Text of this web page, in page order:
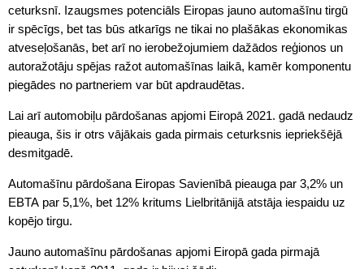
ceturksnī. Izaugsmes potenciāls Eiropas jauno automašīnu tirgū
ir spēcīgs, bet tas būs atkarīgs ne tikai no plašākas ekonomikas
atveseļošanās, bet arī no ierobežojumiem dažādos reģionos un
autoražotāju spējas ražot automašīnas laikā, kamēr komponentu
piegādes no partneriem var būt apdraudētas.
Lai arī automobiļu pārdošanas apjomi Eiropā 2021. gadā nedaudz
pieauga, šis ir otrs vājākais gada pirmais ceturksnis iepriekšējā
desmitgadē.
Automašīnu pārdošana Eiropas Savienībā pieauga par 3,2% un
EBTA par 5,1%, bet 12% kritums Lielbritānijā atstāja iespaidu uz
kopējo tirgu.
Jauno automašīnu pārdošanas apjomi Eiropā gada pirmajā